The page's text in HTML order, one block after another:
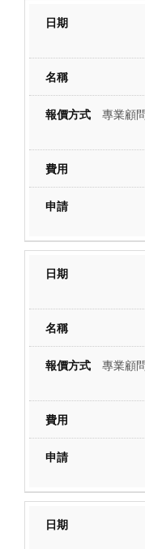
專業顧
專業顧